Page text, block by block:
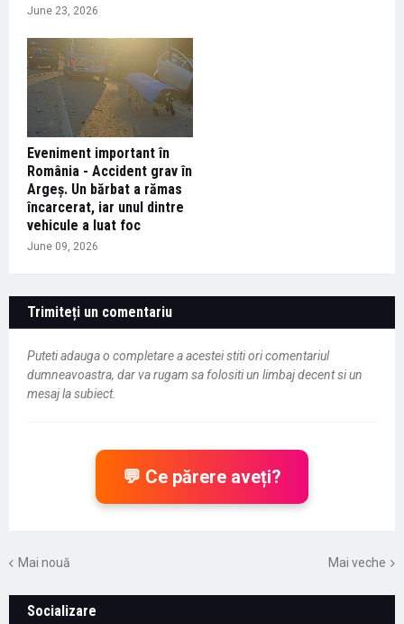
June 23, 2026
Eveniment important în
România - Accident grav în
Argeș. Un bărbat a rămas
încarcerat, iar unul dintre
vehicule a luat foc
June 09, 2026
Trimiteți un comentariu
Puteti adauga o completare a acestei stiti ori comentariul
dumneavoastra, dar va rugam sa folositi un limbaj decent si un
mesaj la subiect.
💬 Ce părere aveți?
Mai nouă Mai veche
Socializare